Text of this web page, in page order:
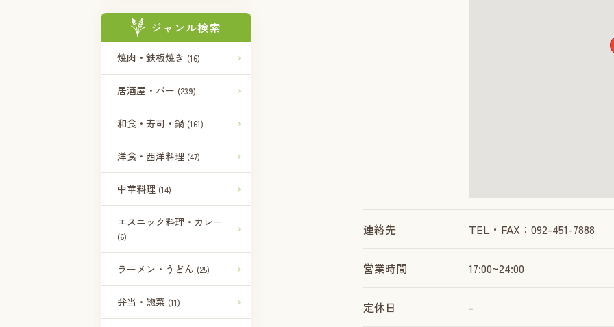
ジャンル検索
焼肉・鉄板焼き (16)
居酒屋・バー (239)
和食・寿司・鍋 (161)
洋食・西洋料理 (47)
中華料理 (14)
エスニック料理・カレー
(6)
ラーメン・うどん (25)
弁当・惣菜 (11)
連絡先 TEL・FAX：092-451-7888
営業時間 17:00~24:00
定休日 -